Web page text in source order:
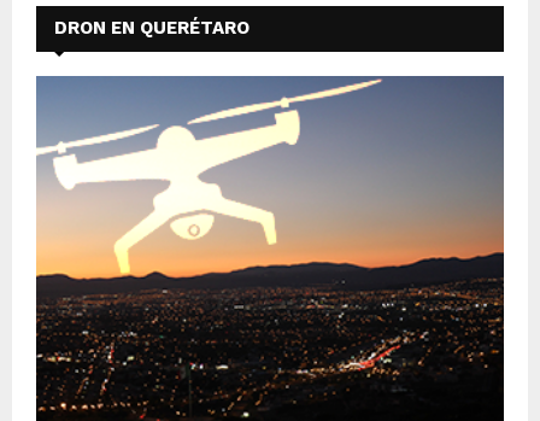
DRON EN QUERÉTARO